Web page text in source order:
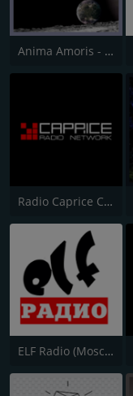
Anima Amoris - Ambient
Radio Caprice Chill Out
ELF Radio (Moscow)